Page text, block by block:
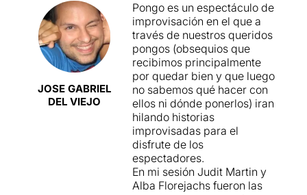
JOSE GABRIEL
DEL VIEJO
Pongo es un espectáculo de
improvisación en el que a
través de nuestros queridos
pongos (obsequios que
recibimos principalmente
por quedar bien y que luego
no sabemos qué hacer con
ellos ni dónde ponerlos) iran
hilando historias
improvisadas para el
disfrute de los
espectadores.
En mi sesión Judit Martin y
Alba Florejachs fueron las